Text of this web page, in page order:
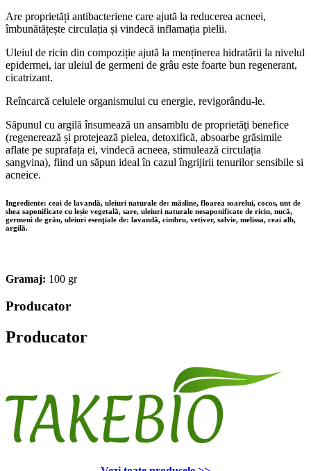
Are proprietăți antibacteriene care ajută la reducerea acneei,
îmbunătățește circulația și vindecă inflamația pielii.
Uleiul de ricin din compoziție ajută la menținerea hidratării la nivelul
epidermei, iar uleiul de germeni de grâu este foarte bun regenerant,
cicatrizant.
Reîncarcă celulele organismului cu energie, revigorându-le.
Săpunul cu argilă însumează un ansamblu de proprietăţi benefice
(regenerează și protejează pielea, detoxifică, absoarbe grăsimile
aflate pe suprafața ei, vindecă acneea, stimulează circulația
sangvina), fiind un săpun ideal în cazul îngrijirii tenurilor sensibile si
acneice.
Ingrediente: ceai de lavandă, uleiuri naturale de: măsline, floarea soarelui, cocos, unt de
shea saponificate cu leșie vegetală, sare, uleiuri naturale nesaponificate de ricin, nucă,
germeni de grâu, uleiuri esenţiale de: lavandă, cimbru, vetiver, salvie, melissa, ceai alb,
argilă.
Gramaj: 100 gr
Producator
Producator